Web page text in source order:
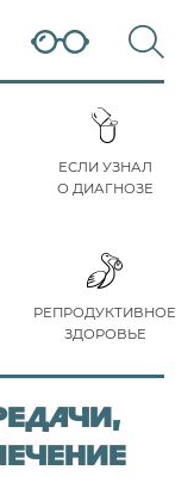
ЕСЛИ УЗНАЛ
О ДИАГНОЗЕ
РЕПРОДУКТИВНОЕ
ЗДОРОВЬЕ